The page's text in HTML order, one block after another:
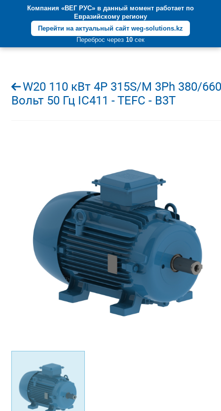
Компания «ВЕГ РУС» в данный момент работает по
Евразийскому региону
Перейти на актуальный сайт weg-solutions.kz
Переброс через 10 сек
+7 (812) 600-55-05
W20 110 кВт 4P 315S/M 3Ph 380/660
Вольт 50 Гц IC411 - TEFC - B3T